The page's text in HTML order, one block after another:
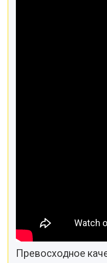
Превосходное